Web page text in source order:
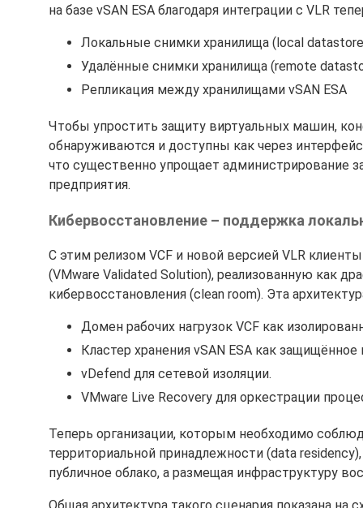
на базе vSAN ESA благодаря интеграции с VLR
Локальные снимки хранилища (local
Удалённые снимки хранилища (remote
Репликация между хранилищами vSAN ESA
Чтобы упростить защиту виртуальных машин,
обнаруживаются и доступны как через
что существенно упрощает администрирование
предприятия.
Кибервосстановление – поддержка
С этим релизом VCF и новой версией VLR
(VMware Validated Solution), реализованную как
кибервосстановления (clean room). Эта
Домен рабочих нагрузок VCF как
Кластер хранения vSAN ESA как
vDefend для сетевой изоляции.
VMware Live Recovery для оркестрации
Теперь организации, которым необходимо
территориальной принадлежности (data
публичное облако, а размещая инфраструктуру